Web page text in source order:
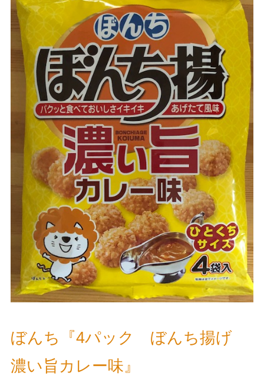
ぼんち『4パック ぼんち揚げ
濃い旨カレー味』